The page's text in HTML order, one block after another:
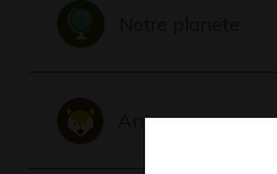
Animaux